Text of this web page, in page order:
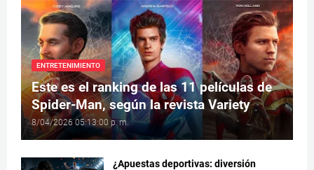
ENTRETENIMIENTO
Este es el ranking de las 11 películas de
Spider-Man, según la revista Variety
8/04/2026 05:13:00 p. m.
¿Apuestas deportivas: diversión